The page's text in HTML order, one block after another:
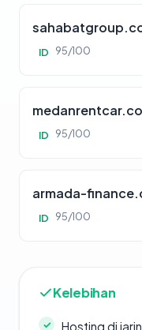
ID 95/100
ID 95/100
armada-
ID 95/100
Kelebihan
Hosting di